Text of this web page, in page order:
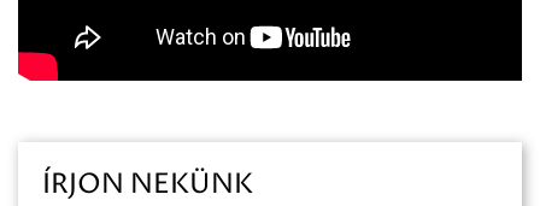
ÍRJON NEKÜNK